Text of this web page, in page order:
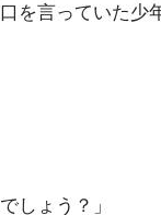
を言っていた少
しょう？」